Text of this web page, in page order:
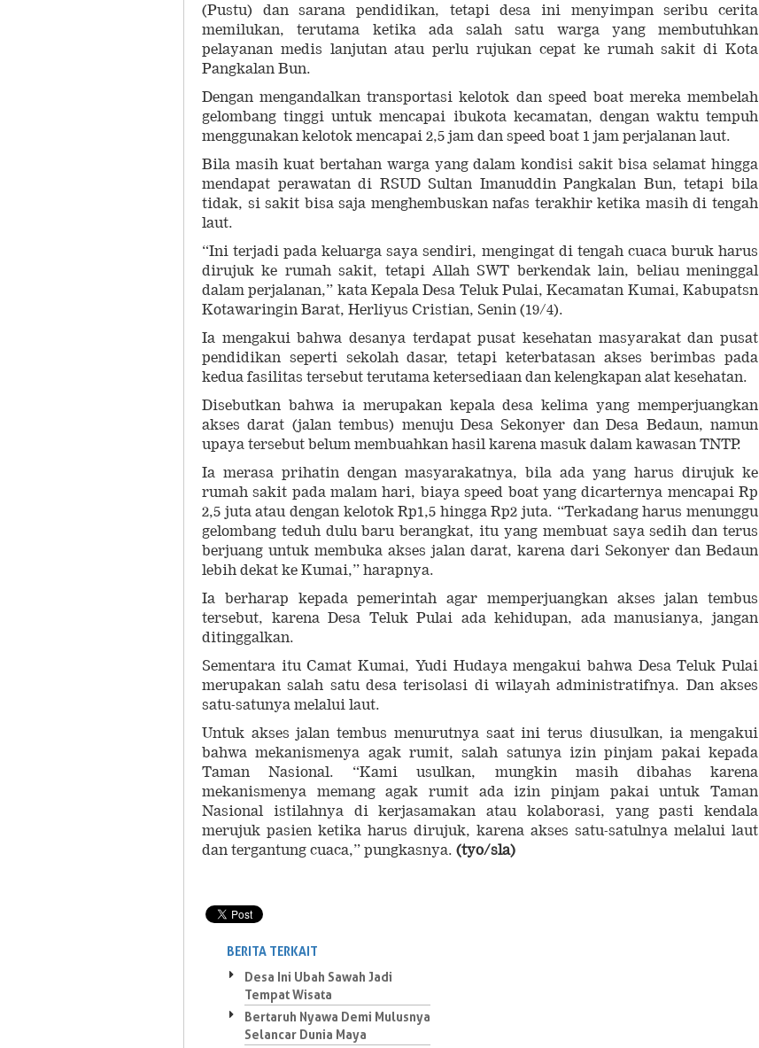
(Pustu) dan sarana pendidikan, tetapi desa ini menyimpan seribu cerita
memilukan, terutama ketika ada salah satu warga yang membutuhkan
pelayanan medis lanjutan atau perlu rujukan cepat ke rumah sakit di Kota
Pangkalan Bun.
Dengan mengandalkan transportasi kelotok dan speed boat mereka membelah
gelombang tinggi untuk mencapai ibukota kecamatan, dengan waktu tempuh
menggunakan kelotok mencapai 2,5 jam dan speed boat 1 jam perjalanan laut.
Bila masih kuat bertahan warga yang dalam kondisi sakit bisa selamat hingga
mendapat perawatan di RSUD Sultan Imanuddin Pangkalan Bun, tetapi bila
tidak, si sakit bisa saja menghembuskan nafas terakhir ketika masih di tengah
laut.
“Ini terjadi pada keluarga saya sendiri, mengingat di tengah cuaca buruk harus
dirujuk ke rumah sakit, tetapi Allah SWT berkendak lain, beliau meninggal
dalam perjalanan,” kata Kepala Desa Teluk Pulai, Kecamatan Kumai, Kabupatsn
Kotawaringin Barat, Herliyus Cristian, Senin (19/4).
Ia mengakui bahwa desanya terdapat pusat kesehatan masyarakat dan pusat
pendidikan seperti sekolah dasar, tetapi keterbatasan akses berimbas pada
kedua fasilitas tersebut terutama ketersediaan dan kelengkapan alat kesehatan.
Disebutkan bahwa ia merupakan kepala desa kelima yang memperjuangkan
akses darat (jalan tembus) menuju Desa Sekonyer dan Desa Bedaun, namun
upaya tersebut belum membuahkan hasil karena masuk dalam kawasan TNTP.
Ia merasa prihatin dengan masyarakatnya, bila ada yang harus dirujuk ke
rumah sakit pada malam hari, biaya speed boat yang dicarternya mencapai Rp
2,5 juta atau dengan kelotok Rp1,5 hingga Rp2 juta. “Terkadang harus menunggu
gelombang teduh dulu baru berangkat, itu yang membuat saya sedih dan terus
berjuang untuk membuka akses jalan darat, karena dari Sekonyer dan Bedaun
lebih dekat ke Kumai,” harapnya.
Ia berharap kepada pemerintah agar memperjuangkan akses jalan tembus
tersebut, karena Desa Teluk Pulai ada kehidupan, ada manusianya, jangan
ditinggalkan.
Sementara itu Camat Kumai, Yudi Hudaya mengakui bahwa Desa Teluk Pulai
merupakan salah satu desa terisolasi di wilayah administratifnya. Dan akses
satu-satunya melalui laut.
Untuk akses jalan tembus menurutnya saat ini terus diusulkan, ia mengakui
bahwa mekanismenya agak rumit, salah satunya izin pinjam pakai kepada
Taman Nasional. “Kami usulkan, mungkin masih dibahas karena
mekanismenya memang agak rumit ada izin pinjam pakai untuk Taman
Nasional istilahnya di kerjasamakan atau kolaborasi, yang pasti kendala
merujuk pasien ketika harus dirujuk, karena akses satu-satulnya melalui laut
dan tergantung cuaca,” pungkasnya. (tyo/sla)
BERITA TERKAIT
Desa Ini Ubah Sawah Jadi
Tempat Wisata
Bertaruh Nyawa Demi Mulusnya
Selancar Dunia Maya